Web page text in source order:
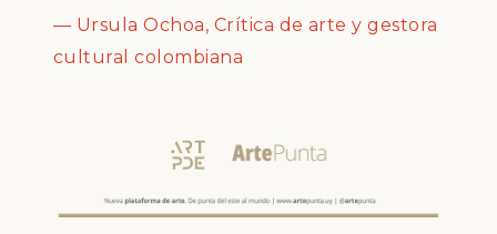
— Ursula Ochoa, Crítica de arte y gestora
cultural colombiana